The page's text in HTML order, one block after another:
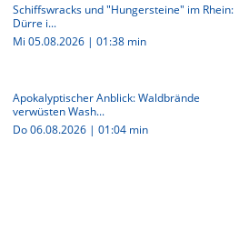
Schiffswracks und "Hungersteine" im Rhein:
Dürre i...
Mi 05.08.2026 | 01:38 min
Apokalyptischer Anblick: Waldbrände
verwüsten Wash...
Do 06.08.2026 | 01:04 min